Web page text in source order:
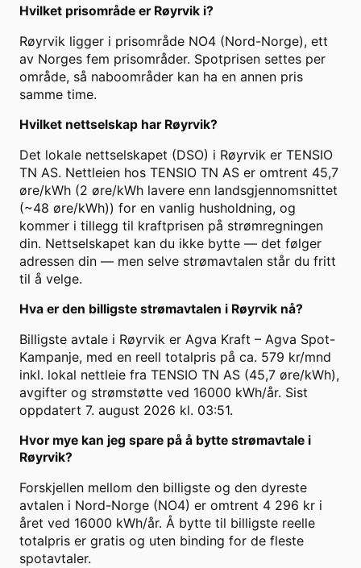
Hvilket prisområde er Røyrvik i?
Røyrvik ligger i prisområde NO4 (Nord-Norge), ett
av Norges fem prisområder. Spotprisen settes per
område, så naboområder kan ha en annen pris
samme time.
Hvilket nettselskap har Røyrvik?
Det lokale nettselskapet (DSO) i Røyrvik er TENSIO
TN AS. Nettleien hos TENSIO TN AS er omtrent 45,7
øre/kWh (2 øre/kWh lavere enn landsgjennomsnittet
(~48 øre/kWh)) for en vanlig husholdning, og
kommer i tillegg til kraftprisen på strømregningen
din. Nettselskapet kan du ikke bytte — det følger
adressen din — men selve strømavtalen står du fritt
til å velge.
Hva er den billigste strømavtalen i Røyrvik nå?
Billigste avtale i Røyrvik er Agva Kraft – Agva Spot-
Kampanje, med en reell totalpris på ca. 579 kr/mnd
inkl. lokal nettleie fra TENSIO TN AS (45,7 øre/kWh),
avgifter og strømstøtte ved 16000 kWh/år. Sist
oppdatert 7. august 2026 kl. 03:51.
Hvor mye kan jeg spare på å bytte strømavtale i
Røyrvik?
Forskjellen mellom den billigste og den dyreste
avtalen i Nord-Norge (NO4) er omtrent 4 296 kr i
året ved 16000 kWh/år. Å bytte til billigste reelle
totalpris er gratis og uten binding for de fleste
spotavtaler.